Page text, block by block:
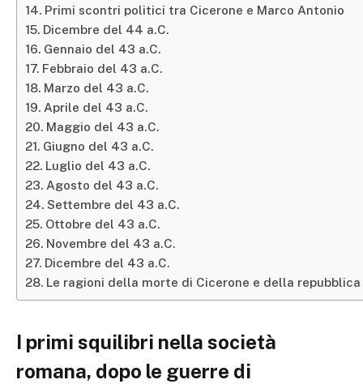
Primi scontri politici tra Cicerone e Marco Antonio
Dicembre del 44 a.C.
Gennaio del 43 a.C.
Febbraio del 43 a.C.
Marzo del 43 a.C.
Aprile del 43 a.C.
Maggio del 43 a.C.
Giugno del 43 a.C.
Luglio del 43 a.C.
Agosto del 43 a.C.
Settembre del 43 a.C.
Ottobre del 43 a.C.
Novembre del 43 a.C.
Dicembre del 43 a.C.
Le ragioni della morte di Cicerone e della repubblica
I primi squilibri nella società
romana, dopo le guerre di